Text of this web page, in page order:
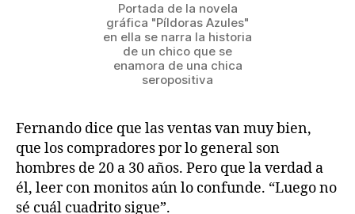
Portada de la novela
gráfica "Píldoras Azules"
en ella se narra la historia
de un chico que se
enamora de una chica
seropositiva
Fernando dice que las ventas van muy bien,
que los compradores por lo general son
hombres de 20 a 30 años. Pero que la verdad a
él, leer con monitos aún lo confunde. “Luego no
sé cuál cuadrito sigue”.